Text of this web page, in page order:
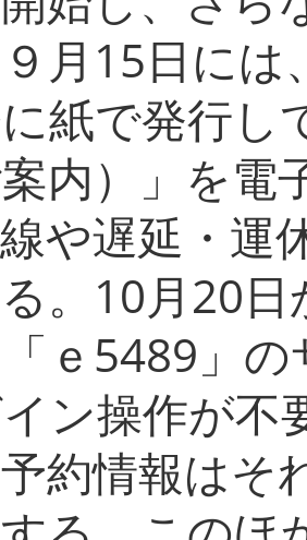
月15日に
紙で発行し
内）」を電
や遅延・運
。10月20
ｅ5489」
ン操作が不
約情報はそ